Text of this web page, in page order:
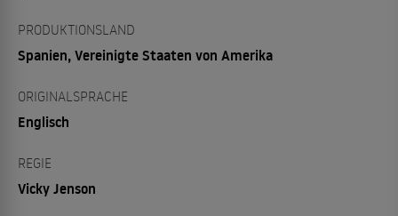
PRODUKTIONSLAND
Spanien, Vereinigte Staaten von Amerika
ORIGINALSPRACHE
Englisch
REGIE
Vicky Jenson